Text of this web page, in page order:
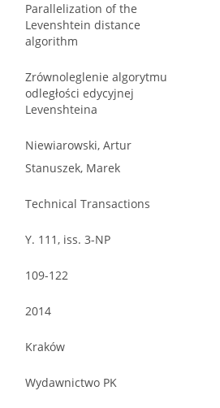
Parallelization of the
Levenshtein distance
algorithm
Zrównoleglenie algorytmu
odległości edycyjnej
Levenshteina
Niewiarowski, Artur
Stanuszek, Marek
Technical Transactions
Y. 111, iss. 3-NP
109-122
2014
Kraków
Wydawnictwo PK